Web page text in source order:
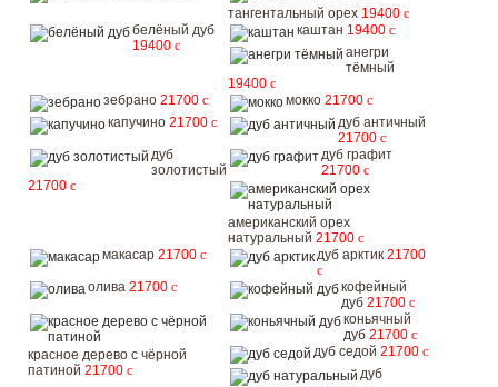
тангентальный орех 19400 c
белёный дуб
19400 c
каштан 19400 c
анегри
тёмный
19400 c
зебрано 21700 c мокко 21700 c
капучино 21700 c
дуб античный
21700 c
дуб
золотистый
21700 c
дуб графит
21700 c
американский орех
натуральный 21700 c
макасар 21700 c дуб арктик 21700
c
олива 21700 c
кофейный
дуб 21700 c
красное дерево с чёрной
патиной 21700 c
коньячный
дуб 21700 c
дуб седой 21700 c
дуб